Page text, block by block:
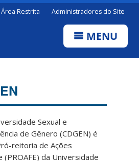
Área Restrita Administradores do Site
MENU
Sexual e
de Gênero (CDGEN) é
reitoria de Ações
da Universidade